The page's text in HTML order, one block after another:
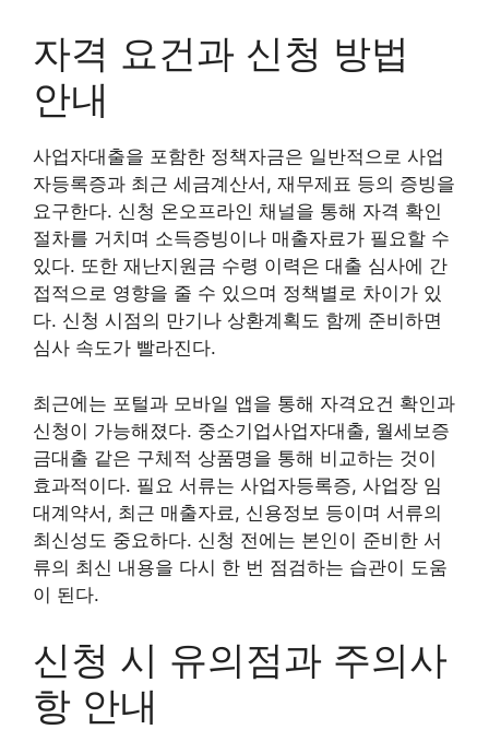
자격 요건과 신청 방법
안내
사업자대출을 포함한 정책자금은 일반적으로 사업
자등록증과 최근 세금계산서, 재무제표 등의 증빙을
요구한다. 신청 온오프라인 채널을 통해 자격 확인
절차를 거치며 소득증빙이나 매출자료가 필요할 수
있다. 또한 재난지원금 수령 이력은 대출 심사에 간
접적으로 영향을 줄 수 있으며 정책별로 차이가 있
다. 신청 시점의 만기나 상환계획도 함께 준비하면
심사 속도가 빨라진다.
최근에는 포털과 모바일 앱을 통해 자격요건 확인과
신청이 가능해졌다. 중소기업사업자대출, 월세보증
금대출 같은 구체적 상품명을 통해 비교하는 것이
효과적이다. 필요 서류는 사업자등록증, 사업장 임
대계약서, 최근 매출자료, 신용정보 등이며 서류의
최신성도 중요하다. 신청 전에는 본인이 준비한 서
류의 최신 내용을 다시 한 번 점검하는 습관이 도움
이 된다.
신청 시 유의점과 주의사
항 안내